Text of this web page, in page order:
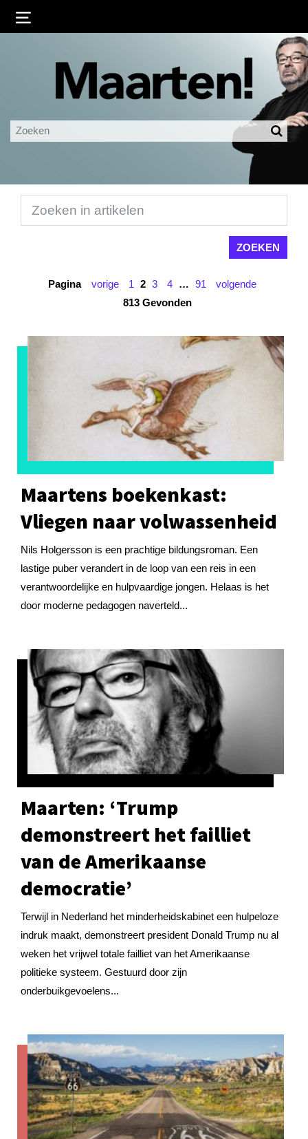
Ingelogd blijven
LOGIN
Pagina vorige 1 2 3 4 … 91
volgende
813 Gevonden
Maartens boekenkast:
Vliegen naar volwassenheid
Nils Holgersson is een prachtige bildungsroman. Een
lastige puber verandert in de loop van een reis in een
verantwoordelijke en hulpvaardige jongen. Helaas is het
door moderne pedagogen naverteld...
Maarten: ‘Trump
demonstreert het failliet
van de Amerikaanse
democratie’
Terwijl in Nederland het minderheidskabinet een hulpeloze
indruk maakt, demonstreert president Donald Trump nu al
weken het vrijwel totale failliet van het Amerikaanse
politieke systeem. Gestuurd door zijn
onderbuikgevoelens...